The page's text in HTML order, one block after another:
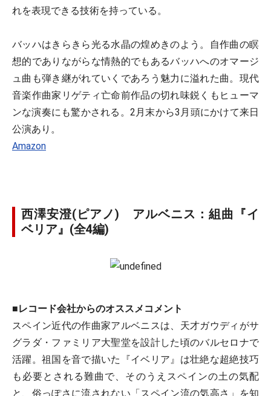
れを表現できる技術を持っている。
バッハはきらきら光る水晶の煌めきのよう。自作曲の瞑
想的でありながらな情熱的でもあるバッハへのオマージ
ュ曲も弾き継がれていくであろう魅力に溢れた曲。現代
音楽作曲家リゲティ亡命前作品の切れ味鋭くもヒューマ
ンな演奏にも驚かされる。2月末から3月頭にかけて来日
公演あり。
Amazon
西澤安澄(ピアノ) アルベニス：組曲『イ
ベリア』(全4編)
■レコード会社からのオススメコメント
スペイン近代の作曲家アルベニスは、天才ガウディがサ
グラダ・ファミリア大聖堂を設計した頃のバルセロナで
活躍。祖国を音で描いた『イベリア』は壮絶な超絶技巧
も必要とされる難曲で、そのうえスペインの土の気配
と、俗っぽさに流されない「スペイン流の気高さ」を知